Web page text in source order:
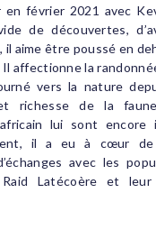
février 2021 avec
de découvertes,
aime être poussé en
affectionne la
vers la nature
richesse de la
lui sont encore
il a eu à cœur de
avec les
Latécoère et leur